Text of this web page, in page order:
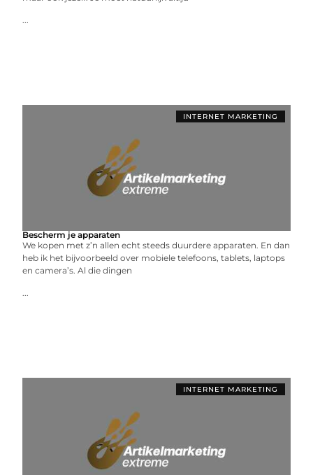
...
INTERNET MARKETING
Bescherm je apparaten
We kopen met z’n allen echt steeds duurdere apparaten. En dan
heb ik het bijvoorbeeld over mobiele telefoons, tablets, laptops
en camera’s. Al die dingen
...
INTERNET MARKETING